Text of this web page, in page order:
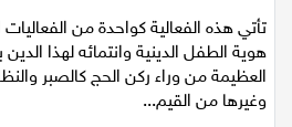
رياضة محلية
رياضة عالمية
تأتي هذه الفعالية كواحدة من
هوية الطفل الدينية وانتمائه لهذا
العظيمة من وراء ركن الحج كالصبر
وغيرها من القيم...